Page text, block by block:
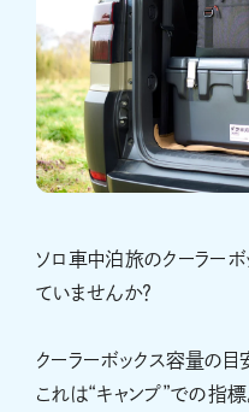
ソロ車中泊旅のクーラーボ
ていませんか？
クーラーボックス容量の目
これは“キャンプ”での指標